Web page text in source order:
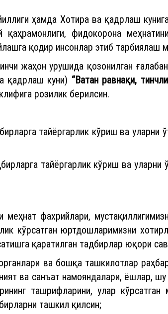
ҳамда Хотира ва қадрлаш
қаҳрамонлиги, фидокорона
қодир инсонлар этиб тарбиялаш
жаҳон урушида қозонилган
қадрлаш куни) “Ватан равнақи,
розилик берилсин.
тайёргарлик кўриш ва уларни
тайёргарлик кўриш ва уларни
фахрийлари,
кўрсатган юртдошларимизни
қаратилган тадбирлар юқори
ва бошқа ташкилотлар
ва санъат намояндалари, ёшлар,
ташрифларини, улар
ташкил қилсин;